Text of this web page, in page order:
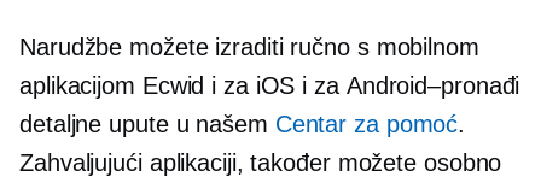
Narudžbe možete izraditi ručno s mobilnom
aplikacijom Ecwid i za iOS i za Android–pronađi
detaljne upute u našem Centar za pomoć.
Zahvaljujući aplikaciji, također možete osobno